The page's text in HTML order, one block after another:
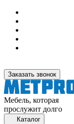
Заказать звонок
Мебель, которая
прослужит долго
Каталог